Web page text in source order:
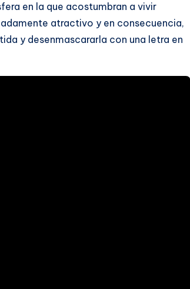
en la que acostumbran a vivir
atractivo y en consecuencia,
y desenmascararla con una letra en